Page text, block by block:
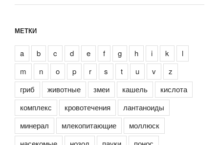
МЕТКИ
a b c d e f g h i k
l
m
n o p r s t u v
z
гриб
животные змеи кашель
кислота
комплекс
кровотечения
лантаноиды
минерал
млекопитающие
моллюск